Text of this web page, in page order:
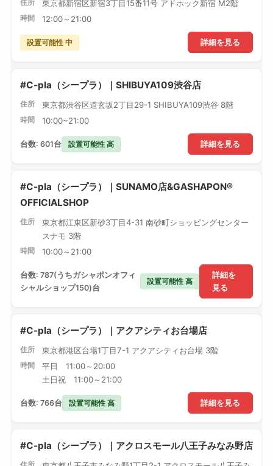
住所 東京都新宿区新宿3丁目15番11号 アドホック新宿 M2階
時間 12:00～21:00
詳細を見る
設置可能性 中
#C-pla（シープラ）｜SHIBUYA109渋谷店
住所 東京都渋谷区道玄坂2丁目29-1 SHIBUYA109渋谷 8階
時間 10:00~21:00
詳細を見る
台数: 601台 設置可能性 高
#C-pla（シープラ）｜SUNAMO店&GASHAPON®
OFFICIALSHOP
住所
東京都江東区新砂3丁目4-31 南砂町ショッピングセンター
スナモ 3階
時間 10:00～21:00
詳細を
見る
台数: 787(うちガシャポンオフィ
シャルショップ150)台
設置可能性 高
#C-pla（シープラ）｜アクアシティお台場店
住所 東京都港区台場1丁目7-1 アクアシティお台場 3階
時間
平日 11:00～20:00
土日祝 11:00～21:00
詳細を見る
台数: 766台 設置可能性 高
#C-pla（シープラ）｜アクロスモール八王子みなみ野店